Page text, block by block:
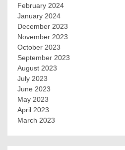
February 2024
January 2024
December 2023
November 2023
October 2023
September 2023
August 2023
July 2023
June 2023
May 2023
April 2023
March 2023